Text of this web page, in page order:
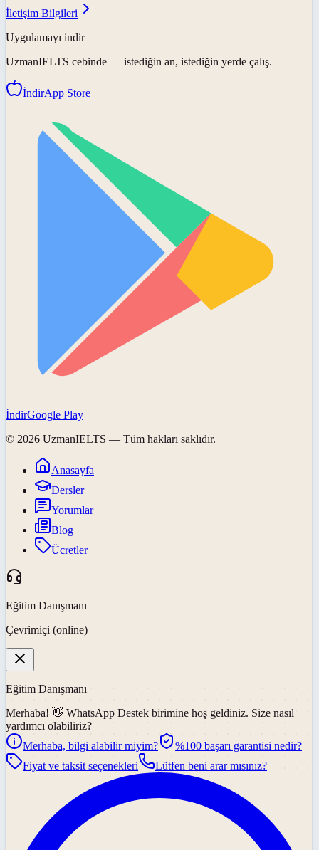
İletişim Bilgileri
Uygulamayı indir
UzmanIELTS cebinde — istediğin an, istediğin yerde çalış.
İndirApp Store
İndirGoogle Play
© 2026 UzmanIELTS — Tüm hakları saklıdır.
Anasayfa
Dersler
Yorumlar
Blog
Ücretler
Eğitim Danışmanı
Çevrimiçi (online)
Eğitim Danışmanı
Merhaba! 👋 WhatsApp Destek birimine hoş geldiniz. Size nasıl
yardımcı olabiliriz?
Merhaba, bilgi alabilir miyim?
%100 başarı garantisi nedir?
Fiyat ve taksit seçenekleri
Lütfen beni arar mısınız?